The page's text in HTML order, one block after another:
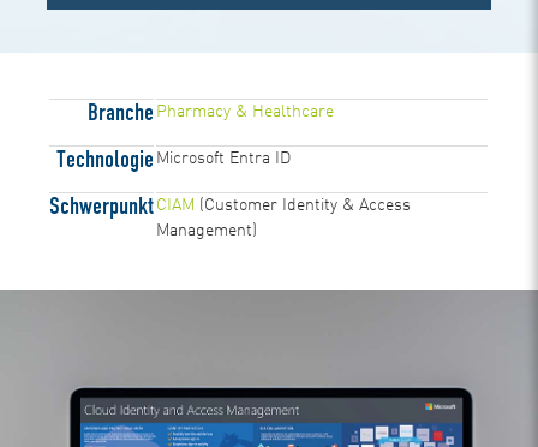
Branche Pharmacy & Healthcare
Technologie Microsoft Entra ID
Schwerpunkt CIAM (Customer Identity & Access
Management)